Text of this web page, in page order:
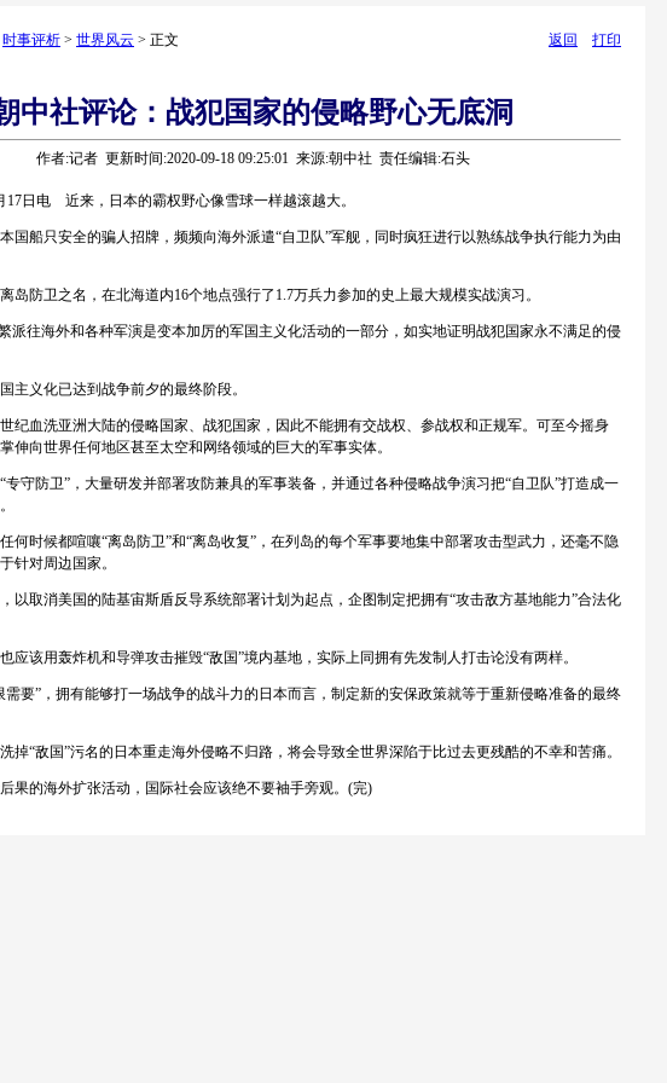
时事评析 > 世界风云 > 正文 返回 打印
中社评论：战犯国家的侵略野心无底洞
作者:记者 更新时间:2020-09-18 09:25:01 来源:朝中社 责任编辑:石头
日电 近来，日本的霸权野心像雪球一样越滚越大。
船只安全的骗人招牌，频频向海外派遣“自卫队”军舰，同时疯狂进行以熟练战争执行能力为由
防卫之名，在北海道内16个地点强行了1.7万兵力参加的史上最大规模实战演习。
往海外和各种军演是变本加厉的军国主义化活动的一部分，如实地证明战犯国家永不满足的侵
义化已达到战争前夕的最终阶段。
血洗亚洲大陆的侵略国家、战犯国家，因此不能拥有交战权、参战权和正规军。可至今摇身
伸向世界任何地区甚至太空和网络领域的巨大的军事实体。
防卫”，大量研发并部署攻防兼具的军事装备，并通过各种侵略战争演习把“自卫队”打造成一
时候都喧嚷“离岛防卫”和“离岛收复”，在列岛的每个军事要地集中部署攻击型武力，还毫不隐
针对周边国家。
取消美国的陆基宙斯盾反导系统部署计划为起点，企图制定把拥有“攻击敌方基地能力”合法化
该用轰炸机和导弹攻击摧毁“敌国”境内基地，实际上同拥有先发制人打击论没有两样。
”，拥有能够打一场战争的战斗力的日本而言，制定新的安保政策就等于重新侵略准备的最终
“敌国”污名的日本重走海外侵略不归路，将会导致全世界深陷于比过去更残酷的不幸和苦痛。
的海外扩张活动，国际社会应该绝不要袖手旁观。(完)